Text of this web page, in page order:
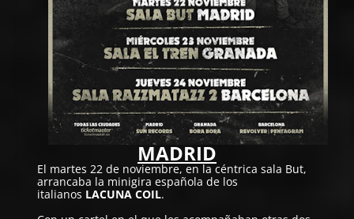
MADRID
El martes 22 de noviembre, en la céntrica sala But,
arrancaba la minigira española de los
italianos LACUNA COIL.